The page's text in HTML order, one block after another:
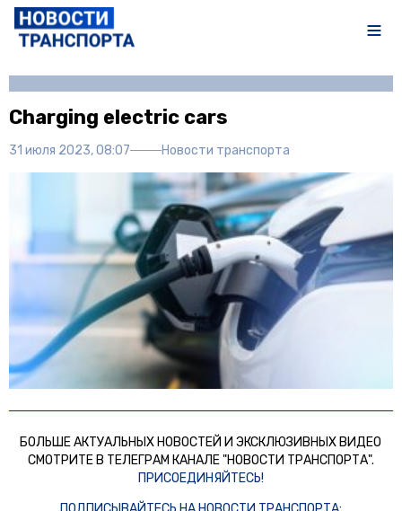
Charging electric cars
31 июля 2023, 08:07 Новости транспорта
БОЛЬШЕ АКТУАЛЬНЫХ НОВОСТЕЙ И ЭКСКЛЮЗИВНЫХ ВИДЕО
СМОТРИТЕ В ТЕЛЕГРАМ КАНАЛЕ "НОВОСТИ ТРАНСПОРТА".
ПРИСОЕДИНЯЙТЕСЬ!